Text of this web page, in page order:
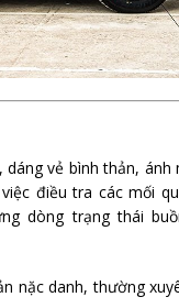
vẻ bình thản, ánh
điều tra các mối
dòng trạng thái
nặc danh, thường